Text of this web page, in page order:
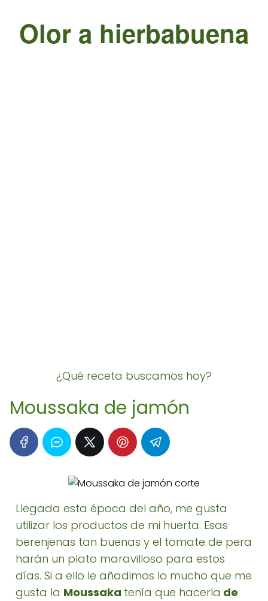
Olor a hierbabuena
¿Qué receta buscamos hoy?
Moussaka de jamón
Llegada esta época del año, me gusta
utilizar los productos de mi huerta. Esas
berenjenas tan buenas y el tomate de pera
harán un plato maravilloso para estos
días. Si a ello le añadimos lo mucho que me
gusta la Moussaka tenía que hacerla de